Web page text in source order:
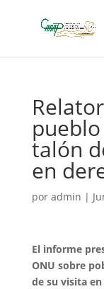
talón
en
por admin |
El informe
ONU sobre
de su visita